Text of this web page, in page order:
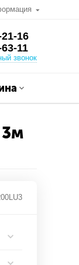
16
11
звонок